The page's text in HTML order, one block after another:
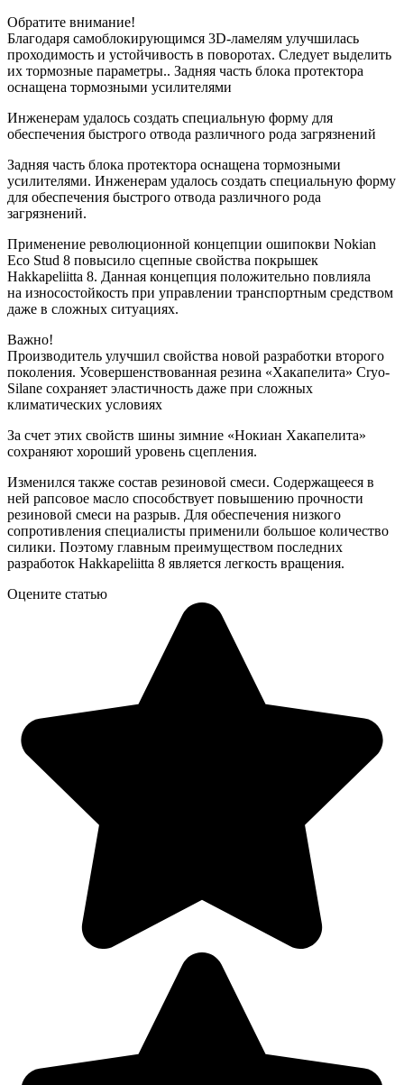
Обратите внимание!
Благодаря самоблокирующимся 3D-ламелям улучшилась
проходимость и устойчивость в поворотах. Следует выделить
их тормозные параметры.. Задняя часть блока протектора
оснащена тормозными усилителями
Инженерам удалось создать специальную форму для
обеспечения быстрого отвода различного рода загрязнений
Задняя часть блока протектора оснащена тормозными
усилителями. Инженерам удалось создать специальную форму
для обеспечения быстрого отвода различного рода
загрязнений.
Применение революционной концепции ошипокви Nokian
Eco Stud 8 повысило сцепные свойства покрышек
Hakkapeliitta 8. Данная концепция положительно повлияла
на износостойкость при управлении транспортным средством
даже в сложных ситуациях.
Важно!
Производитель улучшил свойства новой разработки второго
поколения. Усовершенствованная резина «Хакапелита» Cryo-
Silane сохраняет эластичность даже при сложных
климатических условиях
За счет этих свойств шины зимние «Нокиан Хакапелита»
сохраняют хороший уровень сцепления.
Изменился также состав резиновой смеси. Содержащееся в
ней рапсовое масло способствует повышению прочности
резиновой смеси на разрыв. Для обеспечения низкого
сопротивления специалисты применили большое количество
силики. Поэтому главным преимуществом последних
разработок Hakkapeliitta 8 является легкость вращения.
Оцените статью